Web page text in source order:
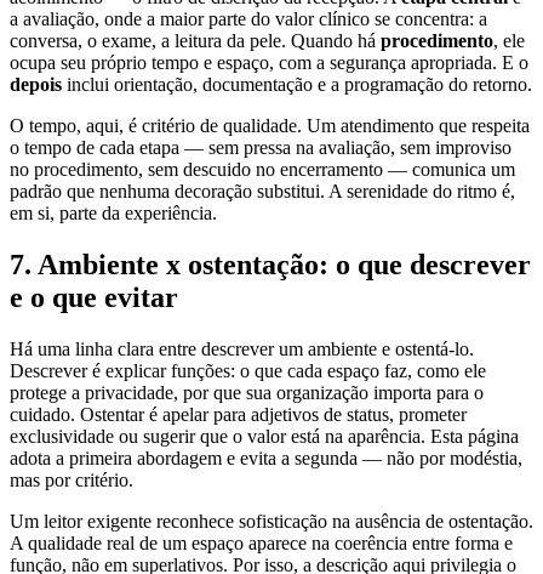
a avaliação, onde a maior parte do valor clínico se concentra: a
conversa, o exame, a leitura da pele. Quando há procedimento, ele
ocupa seu próprio tempo e espaço, com a segurança apropriada. E o
depois inclui orientação, documentação e a programação do retorno.
O tempo, aqui, é critério de qualidade. Um atendimento que respeita
o tempo de cada etapa — sem pressa na avaliação, sem improviso
no procedimento, sem descuido no encerramento — comunica um
padrão que nenhuma decoração substitui. A serenidade do ritmo é,
em si, parte da experiência.
7. Ambiente x ostentação: o que descrever
e o que evitar
Há uma linha clara entre descrever um ambiente e ostentá-lo.
Descrever é explicar funções: o que cada espaço faz, como ele
protege a privacidade, por que sua organização importa para o
cuidado. Ostentar é apelar para adjetivos de status, prometer
exclusividade ou sugerir que o valor está na aparência. Esta página
adota a primeira abordagem e evita a segunda — não por modéstia,
mas por critério.
Um leitor exigente reconhece sofisticação na ausência de ostentação.
A qualidade real de um espaço aparece na coerência entre forma e
função, não em superlativos. Por isso, a descrição aqui privilegia o